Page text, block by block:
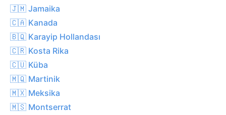
🇯🇲 Jamaika
🇨🇦 Kanada
🇧🇶 Karayip Hollandası
🇨🇷 Kosta Rika
🇨🇺 Küba
🇲🇶 Martinik
🇲🇽 Meksika
🇲🇸 Montserrat